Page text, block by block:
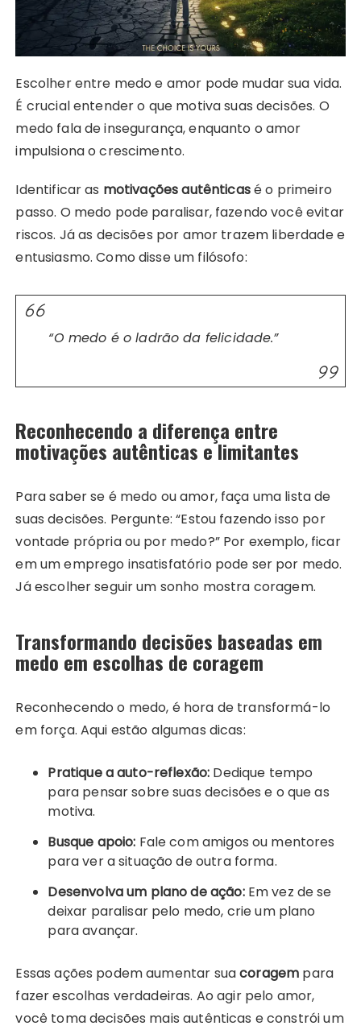
Escolher entre medo e amor pode mudar sua vida.
É crucial entender o que motiva suas decisões. O
medo fala de insegurança, enquanto o amor
impulsiona o crescimento.
Identificar as motivações autênticasé o primeiro
passo. O medo pode paralisar, fazendo você evitar
riscos. Já as decisões por amor trazem liberdade e
entusiasmo. Como disse um filósofo:
“O medo é o ladrão da felicidade.”
Reconhecendo a diferença entre
motivações autênticas e limitantes
Para saber se é medo ou amor, faça uma lista de
suas decisões. Pergunte: “Estou fazendo isso por
vontade própria ou por medo?” Por exemplo, ficar
em um emprego insatisfatório pode ser por medo.
Já escolher seguir um sonho mostra coragem.
Transformando decisões baseadas em
medo em escolhas de coragem
Reconhecendo o medo, é hora de transformá-lo
em força. Aqui estão algumas dicas:
Pratique a auto-reflexão: Dedique tempo
para pensar sobre suas decisões e o que as
motiva.
Busque apoio: Fale com amigos ou mentores
para ver a situação de outra forma.
Desenvolva um plano de ação:Em vez de se
deixar paralisar pelo medo, crie um plano
para avançar.
Essas ações podem aumentar suacoragem para
fazer escolhas verdadeiras. Ao agir pelo amor,
você toma decisões mais autênticas e constrói um